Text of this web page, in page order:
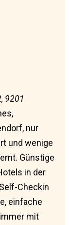
9201
nur
und wenige
Günstige
in der
Checkin
einfache
mit